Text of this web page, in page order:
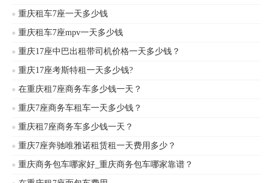
重庆租车7座一天多少钱
重庆租车7座mpv一天多少钱
重庆17座中巴出租带司机价格一天多少钱？
重庆17座考斯特租一天多少钱?
在重庆租7座商务车多少钱一天？
重庆7座商务车租车一天多少钱？
重庆租7座商务车多少钱一天？
重庆7座奔驰唯雅诺租赁租一天费用多少？
重庆商务包车哪家好_重庆商务包车哪家靠谱？